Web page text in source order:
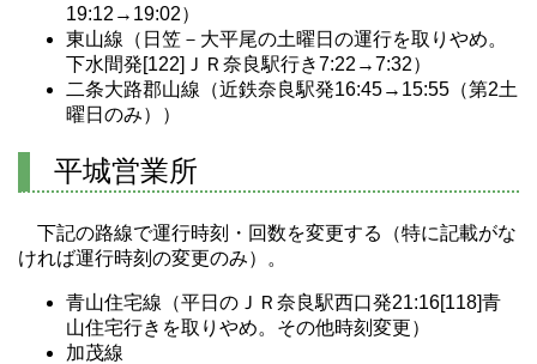
19:12→19:02）
東山線（日笠－大平尾の土曜日の運行を取りやめ。
下水間発[122]ＪＲ奈良駅行き7:22→7:32）
二条大路郡山線（近鉄奈良駅発16:45→15:55（第2土
曜日のみ））
平城営業所
下記の路線で運行時刻・回数を変更する（特に記載がな
ければ運行時刻の変更のみ）。
青山住宅線（平日のＪＲ奈良駅西口発21:16[118]青
山住宅行きを取りやめ。その他時刻変更）
加茂線